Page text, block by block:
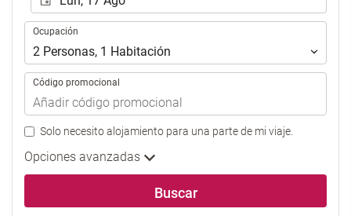
Ocupación
Ocupación
2 Personas, 1 Habitación
Código promocional
Solo necesito alojamiento para una parte de mi viaje.
Opciones avanzadas
Buscar